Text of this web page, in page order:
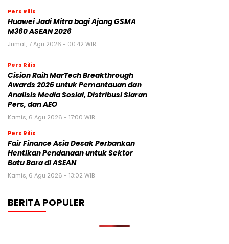
Pers Rilis
Huawei Jadi Mitra bagi Ajang GSMA
M360 ASEAN 2026
Jumat, 7 Agu 2026 - 00:42 WIB
Pers Rilis
Cision Raih MarTech Breakthrough
Awards 2026 untuk Pemantauan dan
Analisis Media Sosial, Distribusi Siaran
Pers, dan AEO
Kamis, 6 Agu 2026 - 17:00 WIB
Pers Rilis
Fair Finance Asia Desak Perbankan
Hentikan Pendanaan untuk Sektor
Batu Bara di ASEAN
Kamis, 6 Agu 2026 - 13:02 WIB
BERITA POPULER